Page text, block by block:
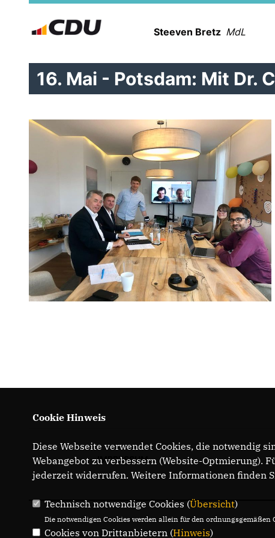
Steeven Bretz MdL
16. Mai - Potsdam: Mit Dr.
IMPRESSUM
Cookie Hinweis
Diese Webseite verwendet Cookies, die notwendig
Webangebot zu verbessern (Website-Optmierung).
jederzeit widerrufen. Weitere Informationen finden
Technisch notwendige Cookies (Übersicht)
Die notwendigen Cookies werden allein für den ordnungsgemäßen
Cookies von Drittanbietern (Hinweis)